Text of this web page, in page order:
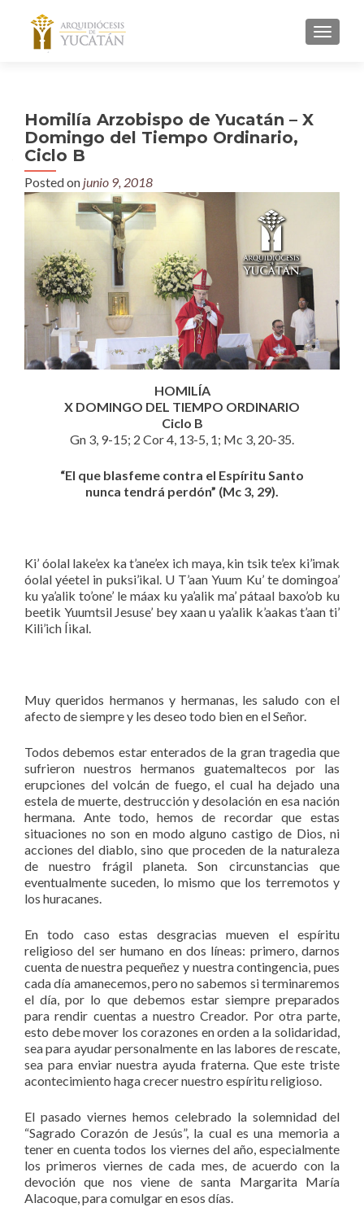
MENU
Homilía Arzobispo de Yucatán – X
Domingo del Tiempo Ordinario,
Ciclo B
Posted on junio 9, 2018
HOMILÍA
X DOMINGO DEL TIEMPO ORDINARIO
Ciclo B
Gn 3, 9-15; 2 Cor 4, 13-5, 1; Mc 3, 20-35.
“El que blasfeme contra el Espíritu Santo
nunca tendrá perdón” (Mc 3, 29).
Ki’ óolal lake’ex ka t’ane’ex ich maya, kin tsik te’ex ki’imak
óolal yéetel in puksi’ikal. U T’aan Yuum Ku’ te domingoa’
ku ya’alik to’one’ le máax ku ya’alik ma’ pátaal baxo’ob ku
beetik Yuumtsil Jesuse’ bey xaan u ya’alik k’aakas t’aan ti’
Kili’ich Íikal.
Muy queridos hermanos y hermanas, les saludo con el
afecto de siempre y les deseo todo bien en el Señor.
Todos debemos estar enterados de la gran tragedia que
sufrieron nuestros hermanos guatemaltecos por las
erupciones del volcán de fuego, el cual ha dejado una
estela de muerte, destrucción y desolación en esa nación
hermana. Ante todo, hemos de recordar que estas
situaciones no son en modo alguno castigo de Dios, ni
acciones del diablo, sino que proceden de la naturaleza
de nuestro frágil planeta. Son circunstancias que
eventualmente suceden, lo mismo que los terremotos y
los huracanes.
En todo caso estas desgracias mueven el espíritu
religioso del ser humano en dos líneas: primero, darnos
cuenta de nuestra pequeñez y nuestra contingencia, pues
cada día amanecemos, pero no sabemos si terminaremos
el día, por lo que debemos estar siempre preparados
para rendir cuentas a nuestro Creador. Por otra parte,
esto debe mover los corazones en orden a la solidaridad,
sea para ayudar personalmente en las labores de rescate,
sea para enviar nuestra ayuda fraterna. Que este triste
acontecimiento haga crecer nuestro espíritu religioso.
El pasado viernes hemos celebrado la solemnidad del
“Sagrado Corazón de Jesús”, la cual es una memoria a
tener en cuenta todos los viernes del año, especialmente
los primeros viernes de cada mes, de acuerdo con la
devoción que nos viene de santa Margarita María
Alacoque, para comulgar en esos días.